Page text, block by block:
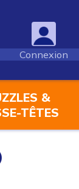
Connexion
&
TÊTES